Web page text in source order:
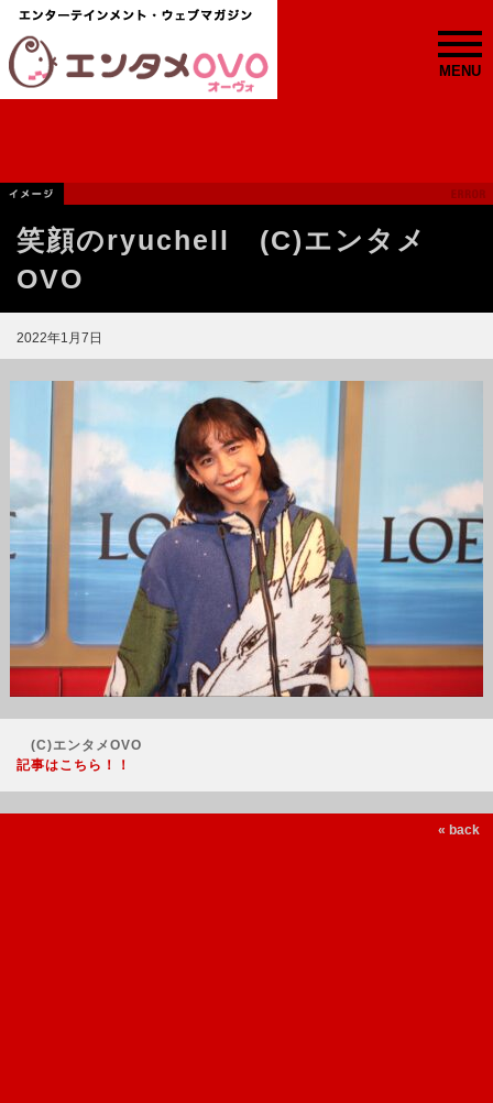
MENU
笑顔のryuchell (C)エンタメ
OVO
2022年1月7日
(C)エンタメOVO
記事はこちら！！
« back